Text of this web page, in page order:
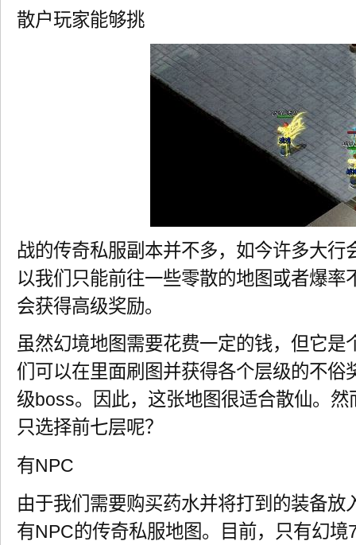
散户玩家能够挑
战的传奇私服副本并不多，如今许多大行
以我们只能前往一些零散的地图或者爆率
会获得高级奖励。
虽然幻境地图需要花费一定的钱，但它是
们可以在里面刷图并获得各个层级的不俗
级boss。因此，这张地图很适合散仙。
只选择前七层呢？
有NPC
由于我们需要购买药水并将打到的装备放
有NPC的传奇私服地图。目前，只有幻